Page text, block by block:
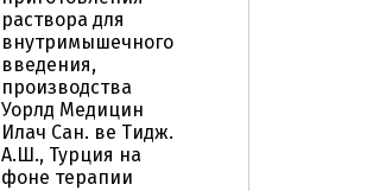
раствора для
внутримышечного
введения,
производства
Уорлд Медицин
Илач Сан. ве Тидж.
А.Ш., Турция на
фоне терапии